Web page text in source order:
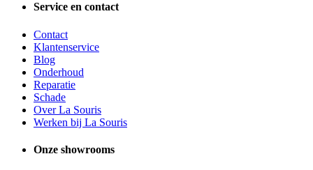
Service en contact
Contact
Klantenservice
Blog
Onderhoud
Reparatie
Schade
Over La Souris
Werken bij La Souris
Onze showrooms